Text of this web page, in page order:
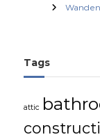
Wanden
Tags
attic